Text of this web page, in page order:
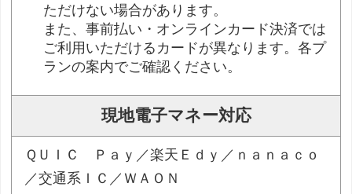
ただけない場合があります。
また、事前払い・オンラインカード決済では
ご利用いただけるカードが異なります。各プ
ランの案内でご確認ください。
現地電子マネー対応
ＱＵＩＣ Ｐａｙ／楽天Ｅｄｙ／ｎａｎａｃｏ
／交通系ＩＣ／ＷＡＯＮ